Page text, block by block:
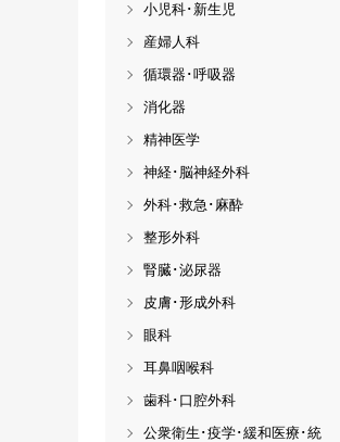
小児科･新生児
産婦人科
循環器･呼吸器
消化器
精神医学
神経･脳神経外科
外科･救急･麻酔
整形外科
腎臓･泌尿器
皮膚･形成外科
眼科
耳鼻咽喉科
歯科･口腔外科
公衆衛生･疫学･緩和医療･統